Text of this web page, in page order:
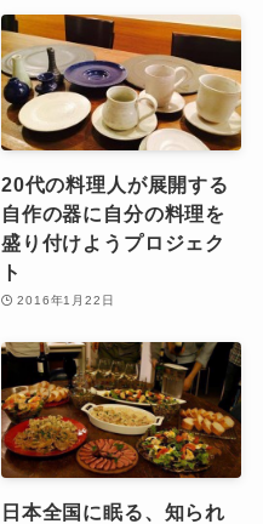
20代の料理人が展開する
自作の器に自分の料理を
盛り付けようプロジェク
ト
2016年1月22日
日本全国に眠る、知られ